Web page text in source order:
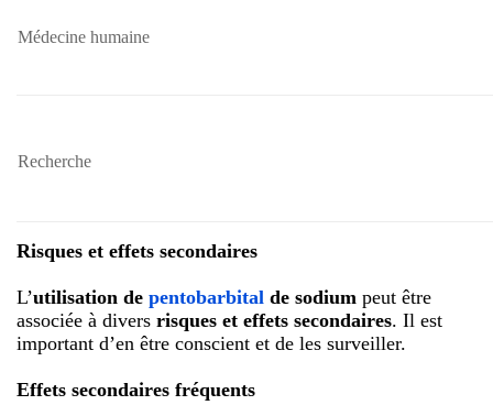
Médecine humaine
Recherche
Risques et effets secondaires
L’utilisation de pentobarbital de sodium peut être
associée à divers risques et effets secondaires. Il est
important d’en être conscient et de les surveiller.
Effets secondaires fréquents